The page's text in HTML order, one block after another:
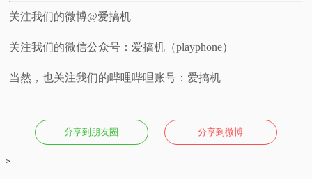
关注我们的微博@爱搞机
关注我们的微信公众号：爱搞机（playphone）
当然，也关注我们的哔哩哔哩账号：爱搞机
分享到朋友圈 分享到微博
-->